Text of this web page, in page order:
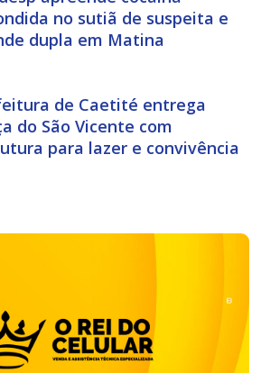
no sutiã de suspeita e
dupla em Matina
de Caetité entrega
do São Vicente com
para lazer e convivência